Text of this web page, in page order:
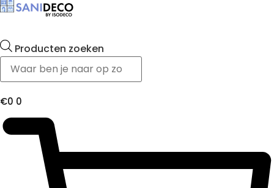
Producten zoeken
€0 0